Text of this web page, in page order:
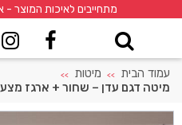
מתחייבים לאיכות המוצר
עמוד הבית >> מיטות >>
מיטה דגם עדן – שחור + ארגז